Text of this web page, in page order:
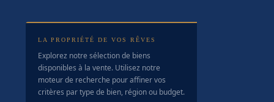
LA PROPRIÉTÉ DE VOS RÊVES
Explorez notre sélection de biens
disponibles à la vente. Utilisez notre
moteur de recherche pour affiner vos
critères par type de bien, région ou budget.